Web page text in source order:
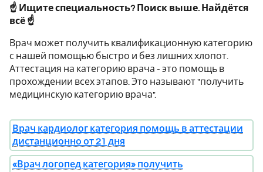
☝ Ищите специальность? Поиск выше. Найдётся
всё ☝
Врач может получить квалификационную категорию
с нашей помощью быстро и без лишних хлопот.
Аттестация на категорию врача - это помощь в
прохождении всех этапов. Это называют "получить
медицинскую категорию врача".
Врач кардиолог категория помощь в аттестации
дистанционно от 21 дня
«Врач логопед категория» получить